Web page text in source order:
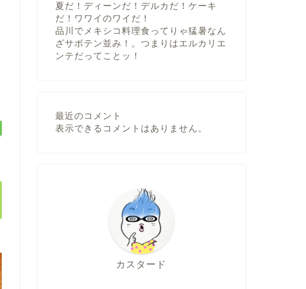
夏だ！ディーンだ！デルカだ！ケーキ
だ！ワワイのワイだ！
品川でメキシコ料理食ってりゃ猛暑なん
ざサボテン並み！。つまりはエルカリエ
ンテだってことッ！
最近のコメント
表示できるコメントはありません。
カスタード